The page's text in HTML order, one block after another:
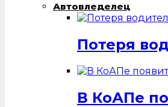
Автовледелец
Потеря
В КоАПе